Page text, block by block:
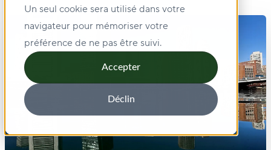
Un seul cookie sera utilisé dans votre
navigateur pour mémoriser votre
préférence de ne pas être suivi.
Accepter
Déclin